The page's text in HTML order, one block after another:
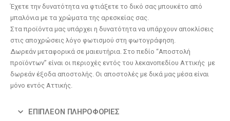
Λούτρινο Ροζ 45εκ (€37.00)
Λούτρινο Μπεζ 45εκ (€37.00)
Λούτρινο Γαλάζιο 35εκ(€25.00)
Λούτρινο Ροζ 35εκ
Έχετε την δυνατότητα να φτιάξετε το δικό σας μπουκέτο από
μπαλόνια με τα χρώματα της αρεσκείας σας.
Στα προϊόντα μας υπάρχει η δυνατότητα να υπάρχουν αποκλίσεις
στις αποχρώσεις λόγο φωτισμού στη φωτογράφηση.
Δωρεάν μεταφορικά σε μαιευτήρια. Στο πεδίο “Αποστολή
προϊόντων” είναι οι περιοχές εντός του λεκανοπεδίου Αττικής με
δωρεάν έξοδα αποστολής. Οι αποστολές με δικά μας μέσα είναι
μόνο εντός Αττικής.
ΕΠΙΠΛΈΟΝ ΠΛΗΡΟΦΟΡΊΕΣ